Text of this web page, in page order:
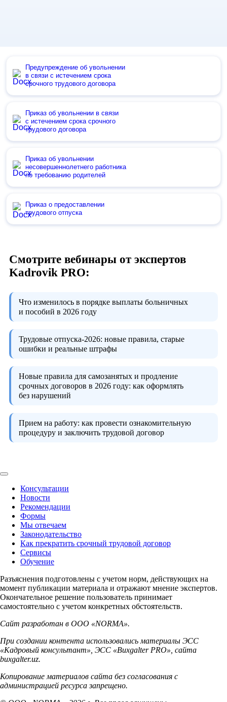
Предупреждение об увольнении
в связи с истечением срока
срочного трудового договора
Приказ об увольнении в связи
с истечением срока срочного
трудового договора
Приказ об увольнении
несовершеннолетнего работника
по требованию родителей
Приказ о предоставлении
трудового отпуска
Смотрите вебинары от экспертов
Kadrovik PRO:
Что изменилось в порядке выплаты больничных
и пособий в 2026 году
Трудовые отпуска-2026: новые правила, старые
ошибки и реальные штрафы
Новые правила для самозанятых и продление
срочных договоров в 2026 году: как оформлять
без нарушений
Прием на работу: как провести ознакомительную
процедуру и заключить трудовой договор
Консультации
Новости
Рекомендации
Формы
Мы отвечаем
Законодательство
Как прекратить срочный трудовой договор
Сервисы
Обучение
Разъяснения подготовлены с учетом норм, действующих на
момент публикации материала и отражают мнение экспертов.
Окончательное решение пользователь принимает
самостоятельно с учетом конкретных обстоятельств.
Сайт разработан в ООО «NORMA».
При создании контента использовались материалы ЭСС
«Кадровый консультант», ЭСС «Buxgalter PRO», сайта
buxgalter.uz.
Копирование материалов сайта без согласования с
администрацией ресурса запрещено.